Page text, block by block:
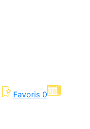
Favoris 0